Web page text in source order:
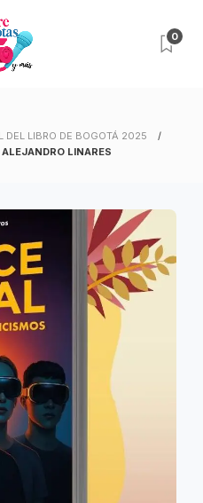
0
DEL LIBRO DE BOGOTÁ 2025
LINARES